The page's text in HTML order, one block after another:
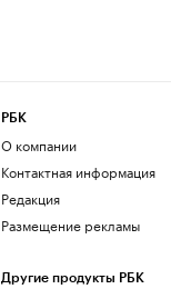
РБК
О компании
Контактная информация
Редакция
Размещение рекламы
Другие продукты РБК